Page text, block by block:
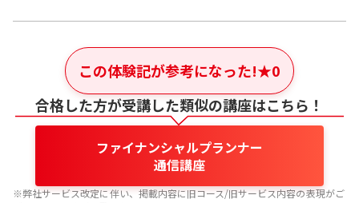
この体験記が参考になった!★0
合格した方が受講した類似の講座はこちら！
ファイナンシャルプランナー
通信講座
※弊社サービス改定に伴い、掲載内容に旧コース/旧サービス内容の表現がご